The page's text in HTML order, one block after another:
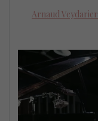
Arnaud Veydarier